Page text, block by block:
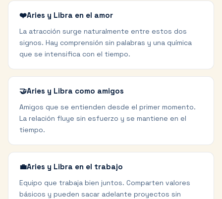
❤️Aries y Libra en el amor
La atracción surge naturalmente entre estos dos
signos. Hay comprensión sin palabras y una química
que se intensifica con el tiempo.
🤝Aries y Libra como amigos
Amigos que se entienden desde el primer momento.
La relación fluye sin esfuerzo y se mantiene en el
tiempo.
💼Aries y Libra en el trabajo
Equipo que trabaja bien juntos. Comparten valores
básicos y pueden sacar adelante proyectos sin